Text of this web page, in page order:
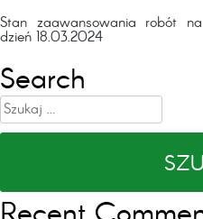
Nawigacja
wpisu
Stan zaawansowania robót na
dzień 18.03.2024
Search
Szukaj: